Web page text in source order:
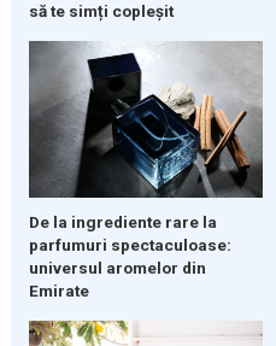
să te simți copleșit
De la ingrediente rare la
parfumuri spectaculoase:
universul aromelor din
Emirate